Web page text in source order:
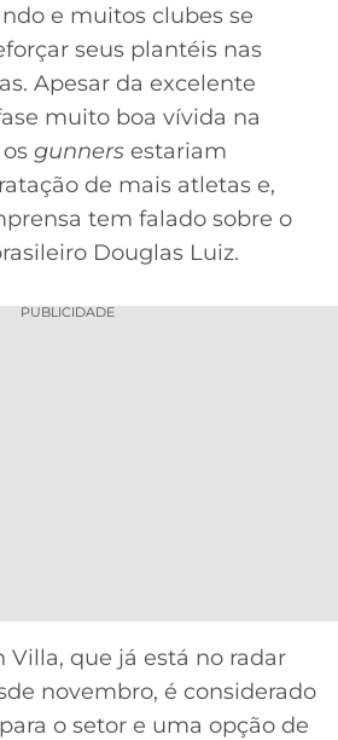
e muitos clubes se
seus plantéis nas
Apesar da excelente
muito boa vívida na
gunners estariam
de mais atletas e,
tem falado sobre o
Douglas Luiz.
PUBLICIDADE
Villa, que já está no radar
novembro, é considerado
o setor e uma opção de